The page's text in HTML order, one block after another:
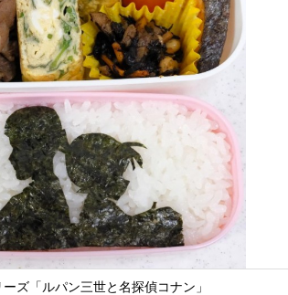
ズ「ルパン三世と名探偵コナン」